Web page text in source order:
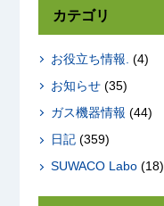
カテゴリ
お役立ち情報. (4)
お知らせ(35)
ガス機器情報 (44)
日記(359)
SUWACO Labo(18)